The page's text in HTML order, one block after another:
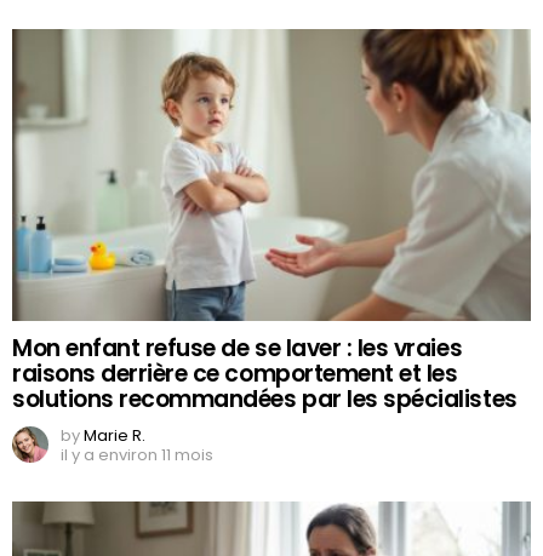
Mon enfant refuse de se laver : les vraies
raisons derrière ce comportement et les
solutions recommandées par les spécialistes
byMarie R.
il y a environ 11 mois